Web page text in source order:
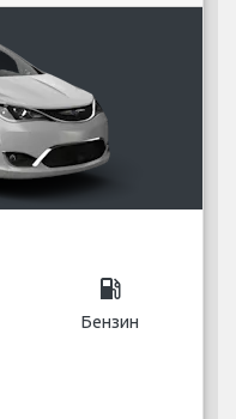
local_gas_station
Бензин